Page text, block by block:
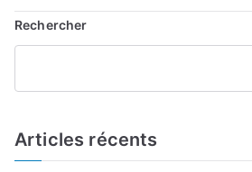
Rechercher
Articles récents